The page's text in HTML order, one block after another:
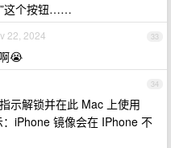
”这个按钮……
33
22, 2024
😭
34
示解锁并在此 Mac 上使用
iPhone 镜像会在 IPhone 不